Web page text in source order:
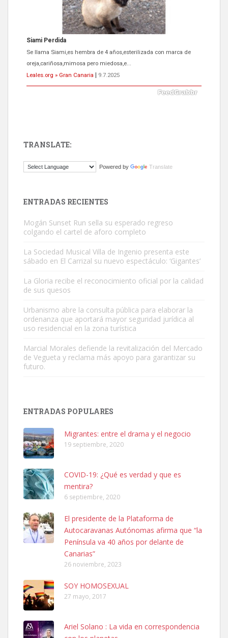
Siami Perdida
Se llama Siami,es hembra de 4 años,esterilizada con marca de
oreja,cariñosa,mimosa pero miedosa,e...
Leales.org » Gran Canaria
9.7.2025
El ayuntamiento se va a llevar a Los Gatos callejeros de la zona los
Este gato macho ha aparecido en la calle hace menos de un mes,
Leales.org » Gran Canaria | 9.7.2025
Leales.org » Gran Canaria
SHIBA PERDIDO AVDA JOSE MESA Y LOPEZ
PERRO MACHO RAZA SHIBA CON MICROCHIP PERDIDO HOY
06/07/2025 ZONA MESA Y LOPEZ. ES MUY ASUSTADIZO
Leales.org » Gran Canaria
6.7.2025
Ninfa perdida
TRANSLATE:
Powered by Translate
ENTRADAS RECIENTES
Mogán Sunset Run sella su esperado regreso
colgando el cartel de aforo completo
La Sociedad Musical Villa de Ingenio presenta este
sábado en El Carrizal su nuevo espectáculo: ‘Gigantes’
La Gloria recibe el reconocimiento oficial por la calidad
de sus quesos
Urbanismo abre la consulta pública para elaborar la
ordenanza que aportará mayor seguridad jurídica al
uso residencial en la zona turística
Marcial Morales defiende la revitalización del Mercado
de Vegueta y reclama más apoyo para garantizar su
futuro.
ENTRADAS POPULARES
Migrantes: entre el drama y el negocio
19 septiembre, 2020
COVID-19: ¿Qué es verdad y que es
mentira?
6 septiembre, 2020
El presidente de la Plataforma de
Autocaravanas Autónomas afirma que “la
Península va 40 años por delante de
Canarias”
26 noviembre, 2023
SOY HOMOSEXUAL
27 mayo, 2017
Ariel Solano : La vida en correspondencia